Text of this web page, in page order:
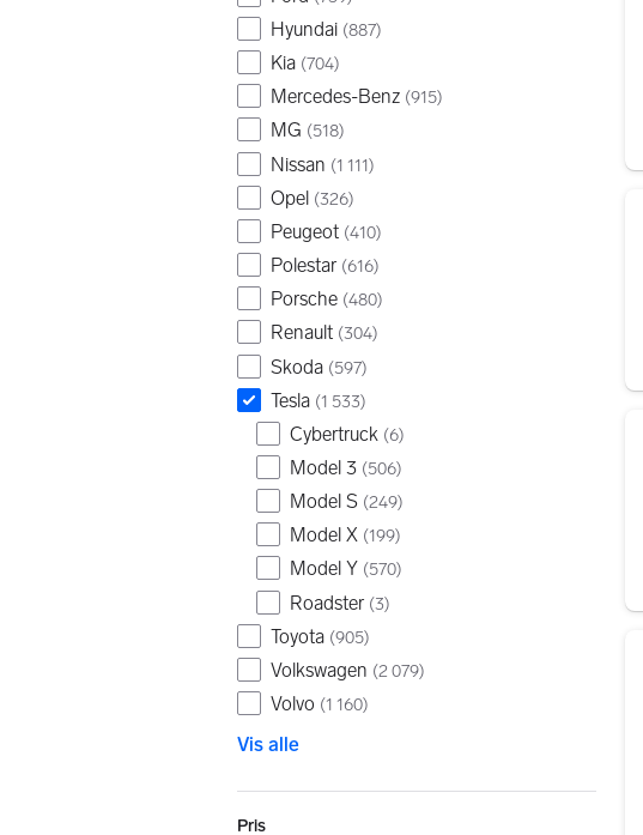
Hyundai (887)
Kia (704)
Mercedes-Benz (915)
MG (518)
Nissan (1 111)
Opel (326)
Peugeot (410)
Polestar (616)
Porsche (480)
Renault (304)
Skoda (597)
Tesla (1 533)
Cybertruck (6)
Model 3 (506)
Model S (249)
Model X (199)
Model Y (570)
Roadster (3)
Toyota (905)
Volkswagen (2 079)
Volvo (1 160)
Vis alle
Pris